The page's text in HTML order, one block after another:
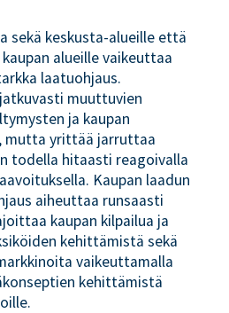
sekä keskusta-alueille että
alueille vaikeuttaa
laatuohjaus.
muuttuvien
ja kaupan
mutta yrittää jarruttaa
todella hitaasti reagoivalla
Kaupan laadun
aiheuttaa runsaasti
kaupan kilpailua ja
kehittämistä sekä
vaikeuttamalla
kehittämistä